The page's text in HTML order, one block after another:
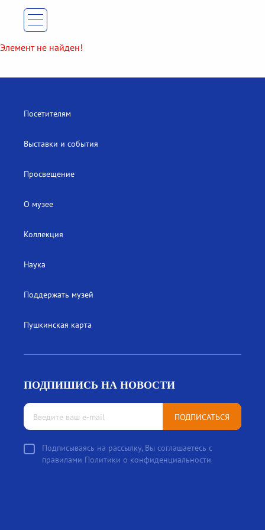
Элемент не найден!
Посетителям
Выставки и события
Просвещение
О музее
Коллекция
Наука
Поддержать музей
Пушкинская карта
ПОДПИШИСЬ НА НОВОСТИ
ПОДПИСАТЬСЯ
Подписываясь на рассылку, Вы соглашаетесь с
правилами Политики о конфиденциальности